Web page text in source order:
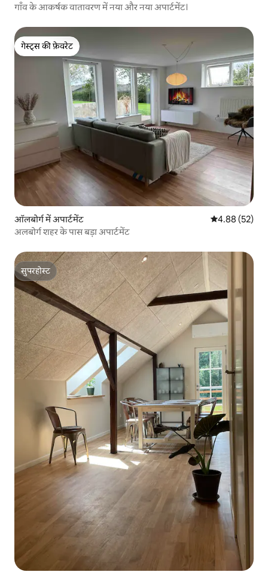
गाँव के आकर्षक वातावरण में नया और नया अपार्टमेंट।
गेस्ट्स की फ़ेवरेट
गेस्ट्स की फ़ेवरेट
ऑलबोर्ग में अपार्टमेंट औसत रेटिंग 5 में
4.88 (52)
अलबोर्ग शहर के पास बड़ा अपार्टमेंट
सुपरहोस्ट
सुपरहोस्ट